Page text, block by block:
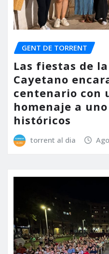
GENT DE TORRENT
Las fiestas de
Cayetano
centenario con
homenaje a
históricos
torrent al dia